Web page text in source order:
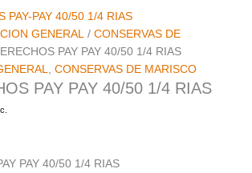
GENERAL / CONSERVAS DE
PAY PAY 40/50 1/4 RIAS
CONSERVAS DE MARISCO
PAY PAY 40/50 1/4 RIAS
PAY 40/50 1/4 RIAS